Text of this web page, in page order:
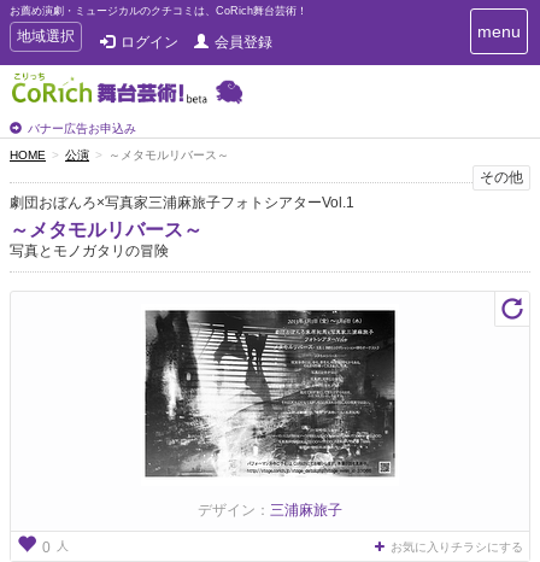
お薦め演劇・ミュージカルのクチコミは、CoRich舞台芸術！
T
o
g
g
e
n
a
v
g
a
地域選択 ログイン 会員登録
バナー広告お申込み
T
o
n
g
a
menu
HOME 公演 ～メタモルリバース～
その他
劇団おぼんろ×写真家三浦麻旅子フォトシアターVol.1
～メタモルリバース～
写真とモノガタリの冒険
デザイン： 三浦麻旅子
0 人 お気に入りチラシにする